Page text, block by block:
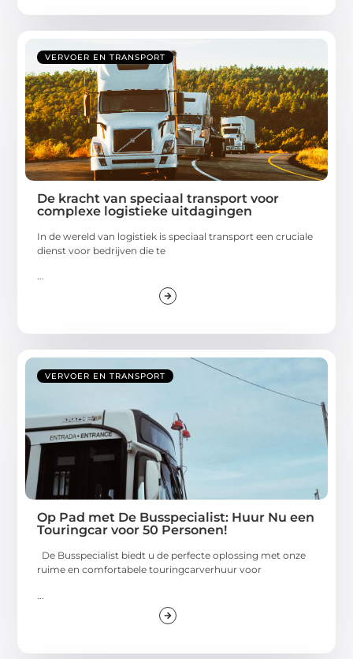
VERVOER EN TRANSPORT
De kracht van speciaal transport voor
complexe logistieke uitdagingen
In de wereld van logistiek is speciaal transport een cruciale
dienst voor bedrijven die te
...
VERVOER EN TRANSPORT
Op Pad met De Busspecialist: Huur Nu een
Touringcar voor 50 Personen!
De Busspecialist biedt u de perfecte oplossing met onze
ruime en comfortabele touringcarverhuur voor